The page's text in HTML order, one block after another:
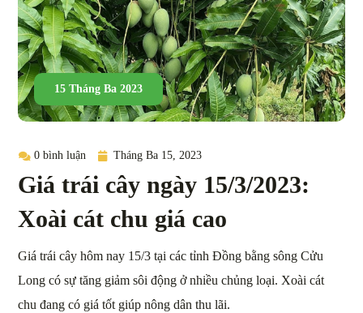
15 Tháng Ba 2023
0 bình luận Tháng Ba 15, 2023
Giá trái cây ngày 15/3/2023:
Xoài cát chu giá cao
Giá trái cây hôm nay 15/3 tại các tỉnh Đồng bằng sông Cửu
Long có sự tăng giảm sôi động ở nhiều chủng loại. Xoài cát
chu đang có giá tốt giúp nông dân thu lãi.